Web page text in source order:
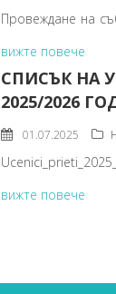
Провеждане на
вижте повече
СПИСЪК НА
2025/2026
01.07.2025
вижте повече